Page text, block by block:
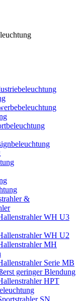
&
WH U3
WH U2
MH
Serie MB
geringer Blendung
HPT
SN